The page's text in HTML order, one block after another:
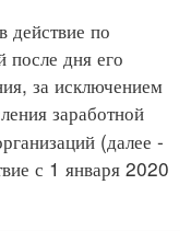
по
после дня его
за исключением
заработной
(далее -
с 1 января 2020